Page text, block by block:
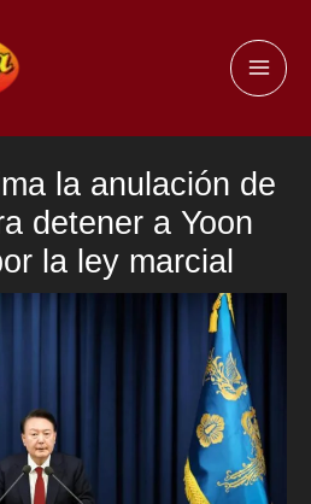
la anulación de
detener a Yoon
la ley marcial